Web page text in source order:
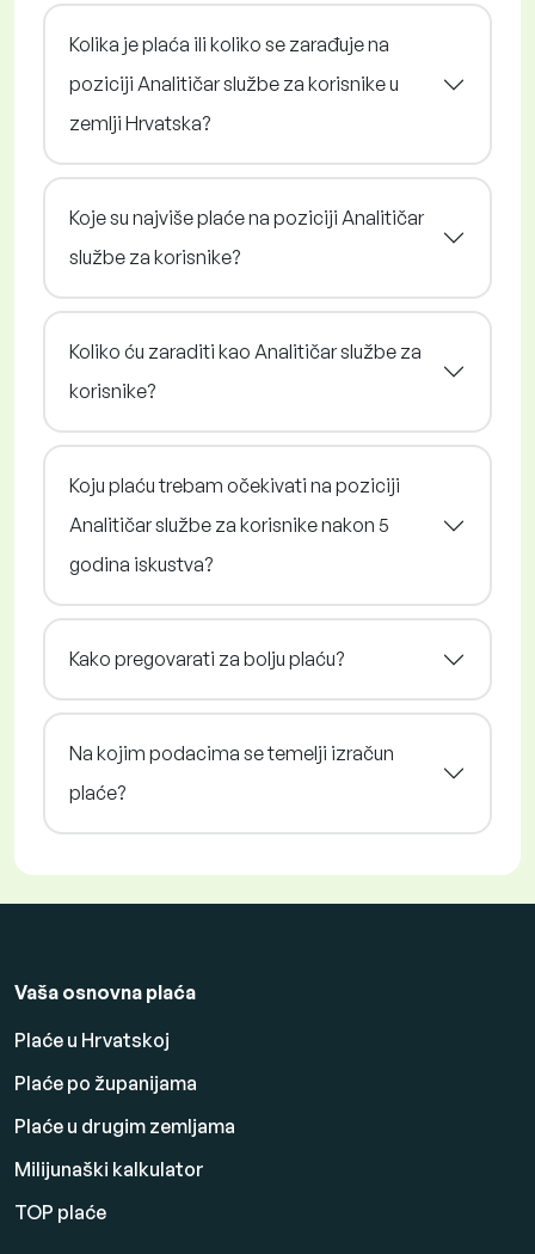
Kolika je plaća ili koliko se zarađuje na
poziciji Analitičar službe za korisnike u
zemlji Hrvatska?
Koje su najviše plaće na poziciji Analitičar
službe za korisnike?
Koliko ću zaraditi kao Analitičar službe za
korisnike?
Koju plaću trebam očekivati na poziciji
Analitičar službe za korisnike nakon 5
godina iskustva?
Kako pregovarati za bolju plaću?
Na kojim podacima se temelji izračun
plaće?
Vaša osnovna plaća
Plaće u Hrvatskoj
Plaće po županijama
Plaće u drugim zemljama
Milijunaški kalkulator
TOP plaće